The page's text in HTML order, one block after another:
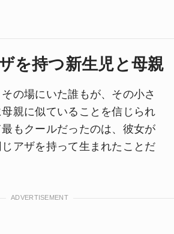
を持つ新生児と母親
の場にいた誰もが、その小さ
親に似ていることを信じられ
もクールだったのは、彼女が
アザを持って生まれたことだ